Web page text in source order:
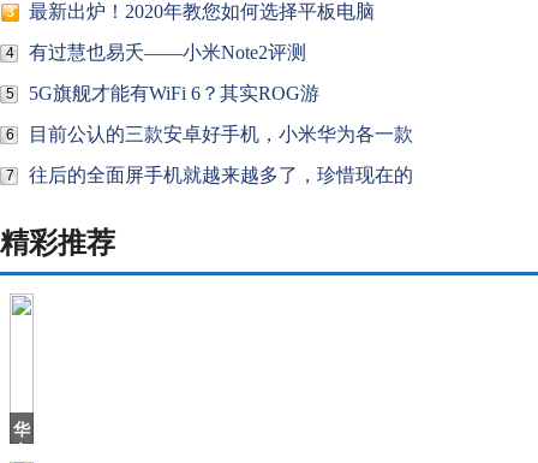
3 最新出炉！2020年教您如何选择平板电脑
4 有过慧也易夭——小米Note2评测
5 5G旗舰才能有WiFi 6？其实ROG游
6 目前公认的三款安卓好手机，小米华为各一款
7 往后的全面屏手机就越来越多了，珍惜现在的
精彩推荐
华